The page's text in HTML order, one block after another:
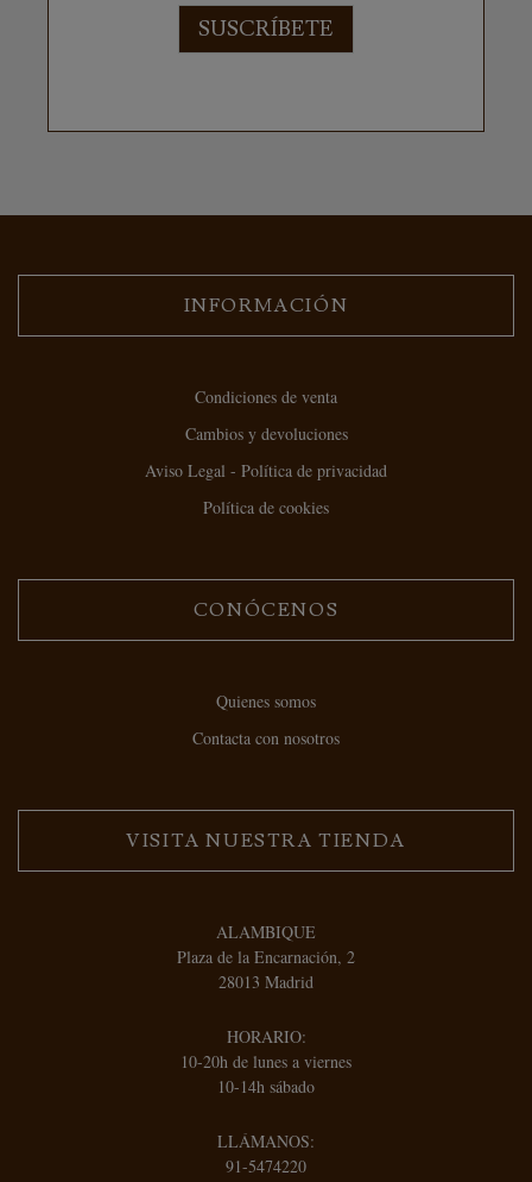
SUSCRÍBETE
INFORMACIÓN
Condiciones de venta
Cambios y devoluciones
Aviso Legal - Política de privacidad
Política de cookies
CONÓCENOS
Quienes somos
Contacta con nosotros
VISITA NUESTRA TIENDA
ALAMBIQUE
Plaza de la Encarnación, 2
28013 Madrid
HORARIO:
10-20h de lunes a viernes
10-14h sábado
LLÁMANOS:
91-5474220